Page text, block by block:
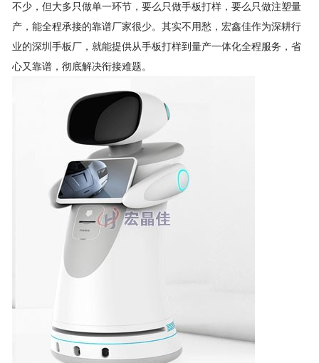
不少，但大多只做单一环节，要么只做手板打样，要么只做注塑量
产，能全程承接的靠谱厂家很少。其实不用愁，宏鑫佳作为深耕行
业的深圳手板厂，就能提供从手板打样到量产一体化全程服务，省
心又靠谱，彻底解决衔接难题。